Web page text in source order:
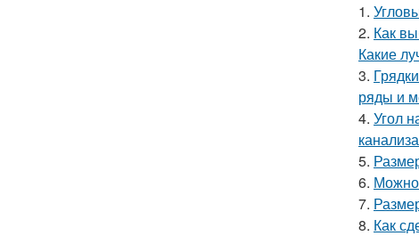
1.
2. Как
Какие
3.
ряды и
4. Угол
5.
6. Можно
7.
8. Как